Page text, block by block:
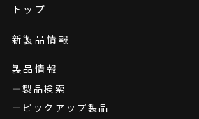
トップ
新製品情報
製品情報
製品検索
ピックアップ製品